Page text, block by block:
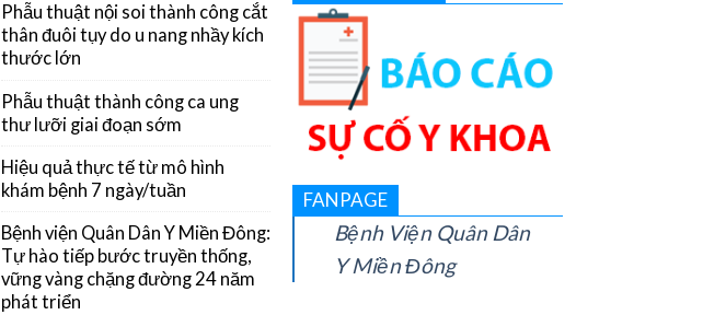
Phẫu thuật nội soi thành công cắt
thân đuôi tụy do u nang nhầy kích
thước lớn
Phẫu thuật thành công ca ung
thư lưỡi giai đoạn sớm
Hiệu quả thực tế từ mô hình
khám bệnh 7 ngày/tuần
Bệnh viện Quân Dân Y Miền Đông:
Tự hào tiếp bước truyền thống,
vững vàng chặng đường 24 năm
phát triển
FANPAGE
Bệnh Viện Quân Dân
Y Miền Đông